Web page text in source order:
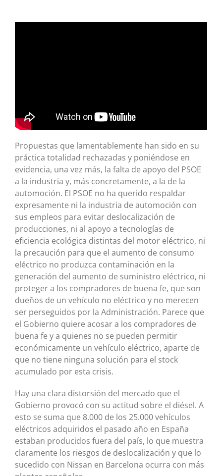
Propuestas que lamentablemente han sido en su
práctica totalidad rechazadas y poniéndose en
evidencia, una vez más, la falta de apoyo del PSOE
a la industria y, más concretamente, a la de la
automoción. El PSOE no ha querido respaldar
expresamente ni la industria de automoción con
sus empleos para evitar deslocalización de
producciones, ni al apoyo a tecnologías de
eficiencia ecológica distintas del motor eléctrico, ni
la precaución para que el aumento de consumo
eléctrico no produzca contaminación en la
generación del aumento de suministro eléctrico, ni
proteger a los compradores de buena fe, que son
dueños de un vehículo no eléctrico y no merecen
ser perseguidos por la Administración. Parece que
el Gobierno quiere acosar a los compradores de
buena fe y a quienes no se pueden permitir
económicamente un vehículo eléctrico, aparte de
que no tiene ninguna solución para el stock
acumulado por esta crisis.
Hay una clara distorsión del mercado que el
Gobierno provocó con su actitud sobre el diésel. A
esto se suma que 8.000 de los 25.000 vehículos
eléctricos adquiridos el pasado año en España
estaban producidos fuera del país, lo que muestra
claramente los riesgos de deslocalización y que lo
sucedido con Nissan en Barcelona ocurra con más